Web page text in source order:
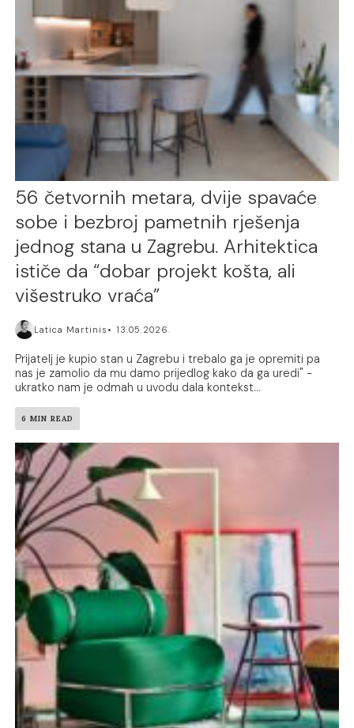
56 četvornih metara, dvije spavaće
sobe i bezbroj pametnih rješenja
jednog stana u Zagrebu. Arhitektica
ističe da “dobar projekt košta, ali
višestruko vraća”
Latica Martinis 13.05.2026.
Prijatelj je kupio stan u Zagrebu i trebalo ga je opremiti pa
nas je zamolio da mu damo prijedlog kako da ga uredi" -
ukratko nam je odmah u uvodu dala kontekst...
6 MIN READ